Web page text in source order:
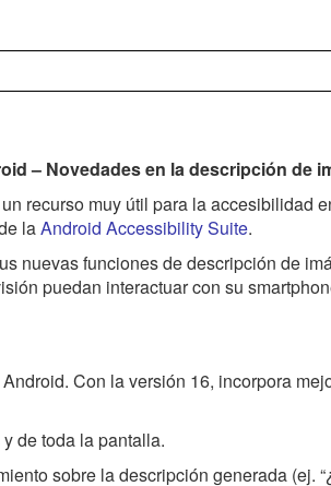
– Novedades en la descripción de
recurso muy útil para la accesibilidad
laAndroid Accessibility Suite.
nuevas funciones de descripción de
puedan interactuar con su
Con la versión 16, incorpora
de toda la pantalla.
sobre la descripción generada (ej.